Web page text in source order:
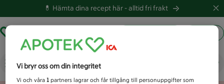
💊 Hämta dina recept här -alltid fri frakt
Vad letar du efter idag?
Vi bryr oss om din integritet
Vi och våra1 partners lagrar och får tillgång till personuppgifter som